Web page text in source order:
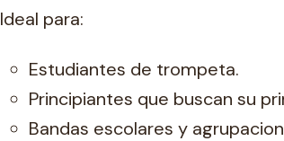
Ideal para:
Estudiantes de trompeta.
Principiantes que buscan su
Bandas escolares y